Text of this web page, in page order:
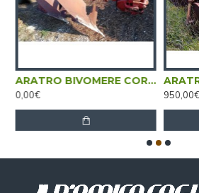
ARATRO BIVOMERE CORMA APS 90 H - DESTRO
0,00€
950,00€